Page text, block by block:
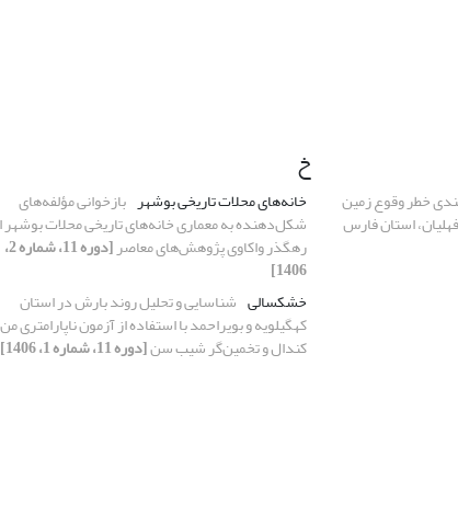
خطر وقوع زمین
استان فارس
خ
خانه‌های محلات تاریخی بوشهر بازخوانی مؤلفه‌های
شکل‌دهنده به معماری خانه‌های تاریخی محلات بوشهر
رهگذر واکاوی پژوهش‌های معاصر [دوره 11، شماره 2،
1406]
خشکسالی شناسایی و تحلیل روند بارش در استان
کهگیلویه و بویراحمد با استفاده از آزمون ناپارامتری
کندال و تخمین‌گر شیب سن[دوره 11، شماره 1، 1406]